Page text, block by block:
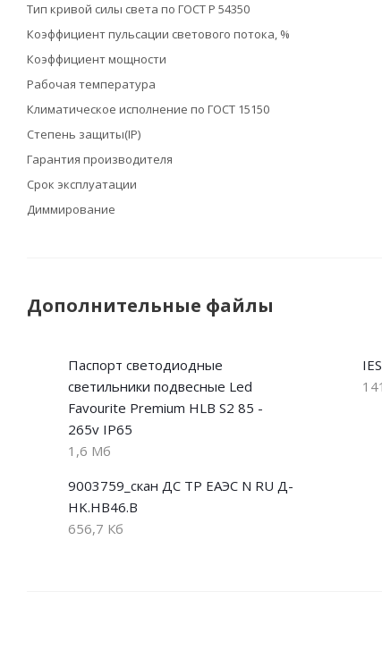
Тип кривой силы света по ГОСТ Р 54350
Коэффициент пульсации светового потока, %
Коэффициент мощности
Рабочая температура
Климатическое исполнение по ГОСТ 15150
Степень защиты(IP)
Гарантия производителя
Срок эксплуатации
Диммирование
Дополнительные файлы
Паспорт светодиодные
светильники подвесные Led
Favourite Premium HLB S2 85 -
265v IP65
1,6 Мб
9003759_скан ДС ТР ЕАЭС N RU Д-
HK.НВ46.В
656,7 Кб